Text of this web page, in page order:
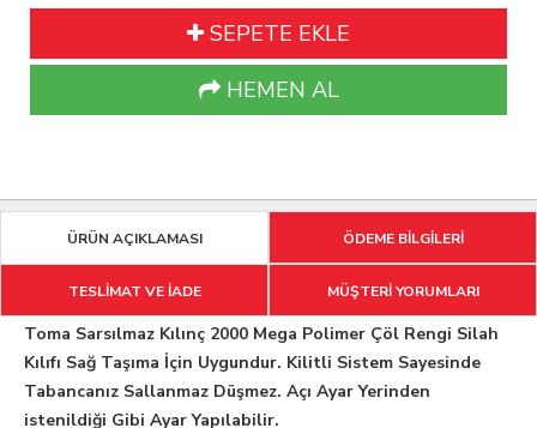
SEPETE EKLE
HEMEN AL
ÜRÜN AÇIKLAMASI ÖDEME BİLGİLERİ
TESLİMAT VE İADE MÜŞTERİ YORUMLARI
Toma Sarsılmaz Kılınç 2000 Mega Polimer Çöl Rengi Silah
Kılıfı Sağ Taşıma İçin Uygundur. Kilitli Sistem Sayesinde
Tabancanız Sallanmaz Düşmez. Açı Ayar Yerinden
istenildiği Gibi Ayar Yapılabilir.